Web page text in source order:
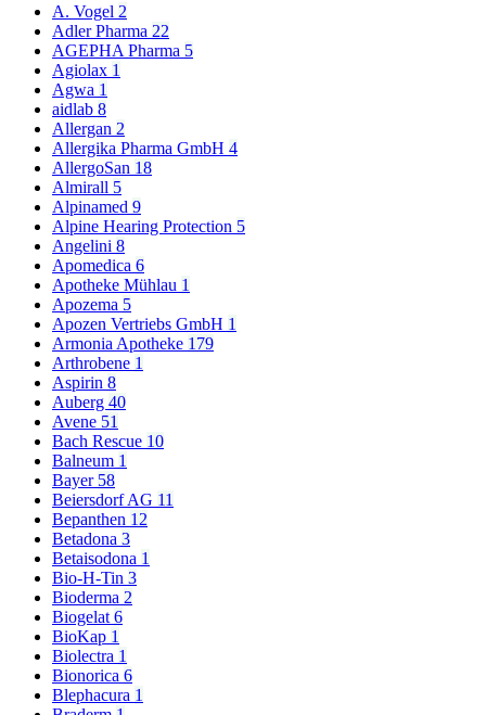
A. Vogel 2
Adler Pharma 22
AGEPHA Pharma 5
Agiolax 1
Agwa 1
aidlab 8
Allergan 2
Allergika Pharma GmbH 4
AllergoSan 18
Almirall 5
Alpinamed 9
Alpine Hearing Protection 5
Angelini 8
Apomedica 6
Apotheke Mühlau 1
Apozema 5
Apozen Vertriebs GmbH 1
Armonia Apotheke 179
Arthrobene 1
Aspirin 8
Auberg 40
Avene 51
Bach Rescue 10
Balneum 1
Bayer 58
Beiersdorf AG 11
Bepanthen 12
Betadona 3
Betaisodona 1
Bio-H-Tin 3
Bioderma 2
Biogelat 6
BioKap 1
Biolectra 1
Bionorica 6
Blephacura 1